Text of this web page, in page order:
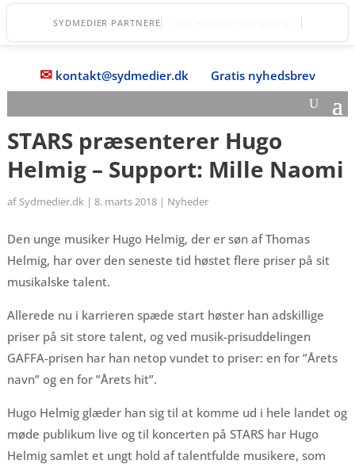
SYDMEDIER PARTNERE
✉ kontakt@sydmedier.dk Gratis nyhedsbrev
STARS præsenterer Hugo
Helmig – Support: Mille Naomi
af Sydmedier.dk| 8. marts 2018| Nyheder
Den unge musiker Hugo Helmig, der er søn af Thomas
Helmig, har over den seneste tid høstet flere priser på sit
musikalske talent.
Allerede nu i karrieren spæde start høster han adskillige
priser på sit store talent, og ved musik-prisuddelingen
GAFFA-prisen har han netop vundet to priser: en for ”Årets
navn” og en for ”Årets hit”.
Hugo Helmig glæder han sig til at komme ud i hele landet og
møde publikum live og til koncerten på STARS har Hugo
Helmig samlet et ungt hold af talentfulde musikere, som